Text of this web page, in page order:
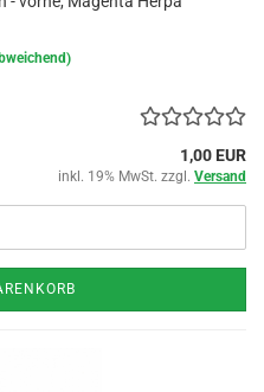
1,00 EUR
inkl. 19% MwSt. zzgl. Versand